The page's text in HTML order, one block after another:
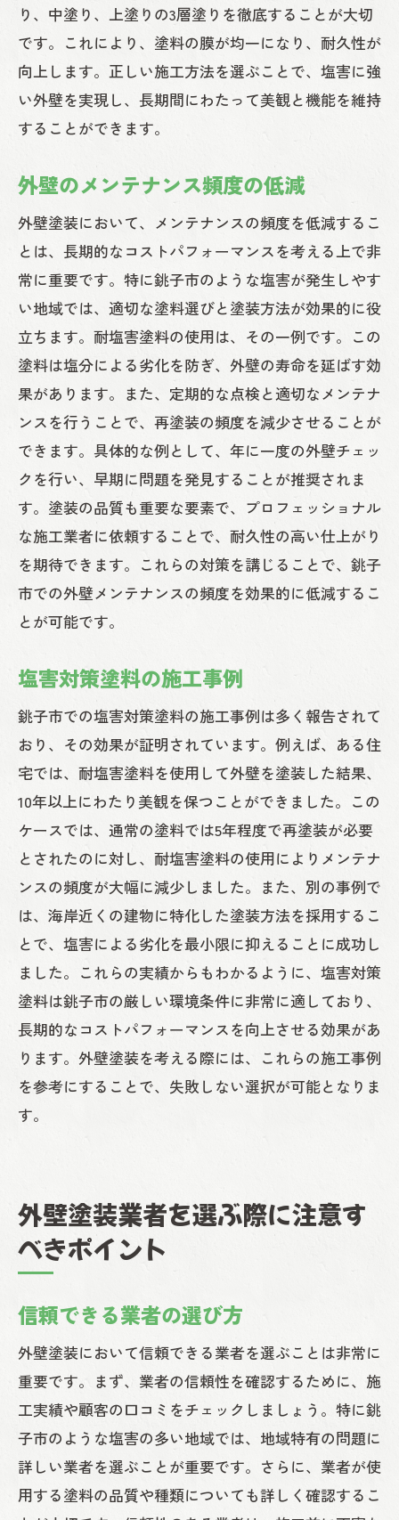
り、中塗り、上塗りの3層塗りを徹底することが大切
です。これにより、塗料の膜が均一になり、耐久性が
向上します。正しい施工方法を選ぶことで、塩害に強
い外壁を実現し、長期間にわたって美観と機能を維持
することができます。
外壁のメンテナンス頻度の低減
外壁塗装において、メンテナンスの頻度を低減するこ
とは、長期的なコストパフォーマンスを考える上で非
常に重要です。特に銚子市のような塩害が発生しやす
い地域では、適切な塗料選びと塗装方法が効果的に役
立ちます。耐塩害塗料の使用は、その一例です。この
塗料は塩分による劣化を防ぎ、外壁の寿命を延ばす効
果があります。また、定期的な点検と適切なメンテナ
ンスを行うことで、再塗装の頻度を減少させることが
できます。具体的な例として、年に一度の外壁チェッ
クを行い、早期に問題を発見することが推奨されま
す。塗装の品質も重要な要素で、プロフェッショナル
な施工業者に依頼することで、耐久性の高い仕上がり
を期待できます。これらの対策を講じることで、銚子
市での外壁メンテナンスの頻度を効果的に低減するこ
とが可能です。
塩害対策塗料の施工事例
銚子市での塩害対策塗料の施工事例は多く報告されて
おり、その効果が証明されています。例えば、ある住
宅では、耐塩害塗料を使用して外壁を塗装した結果、
10年以上にわたり美観を保つことができました。この
ケースでは、通常の塗料では5年程度で再塗装が必要
とされたのに対し、耐塩害塗料の使用によりメンテナ
ンスの頻度が大幅に減少しました。また、別の事例で
は、海岸近くの建物に特化した塗装方法を採用するこ
とで、塩害による劣化を最小限に抑えることに成功し
ました。これらの実績からもわかるように、塩害対策
塗料は銚子市の厳しい環境条件に非常に適しており、
長期的なコストパフォーマンスを向上させる効果があ
ります。外壁塗装を考える際には、これらの施工事例
を参考にすることで、失敗しない選択が可能となりま
す。
外壁塗装業者を選ぶ際に注意す
べきポイント
信頼できる業者の選び方
外壁塗装において信頼できる業者を選ぶことは非常に
重要です。まず、業者の信頼性を確認するために、施
工実績や顧客の口コミをチェックしましょう。特に銚
子市のような塩害の多い地域では、地域特有の問題に
詳しい業者を選ぶことが重要です。さらに、業者が使
用する塗料の品質や種類についても詳しく確認するこ